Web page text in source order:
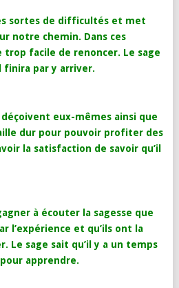
sortes de difficultés et met
notre chemin. Dans ces
trop facile de renoncer. Le sage
finira par y arriver.
déçoivent eux-mêmes ainsi que
dur pour pouvoir profiter des
la satisfaction de savoir qu’il
à écouter la sagesse que
l’expérience et qu’ils ont la
Le sage sait qu’il y a un temps
apprendre.